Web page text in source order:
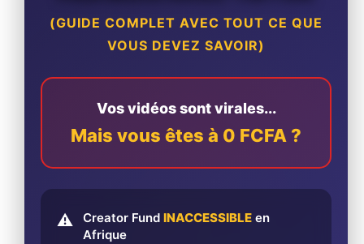
(GUIDE COMPLET AVEC TOUT CE QUE
VOUS DEVEZ SAVOIR)
Vos vidéos sont virales...
Mais vous êtes à 0 FCFA ?
⚠️ Creator Fund INACCESSIBLE en
Afrique